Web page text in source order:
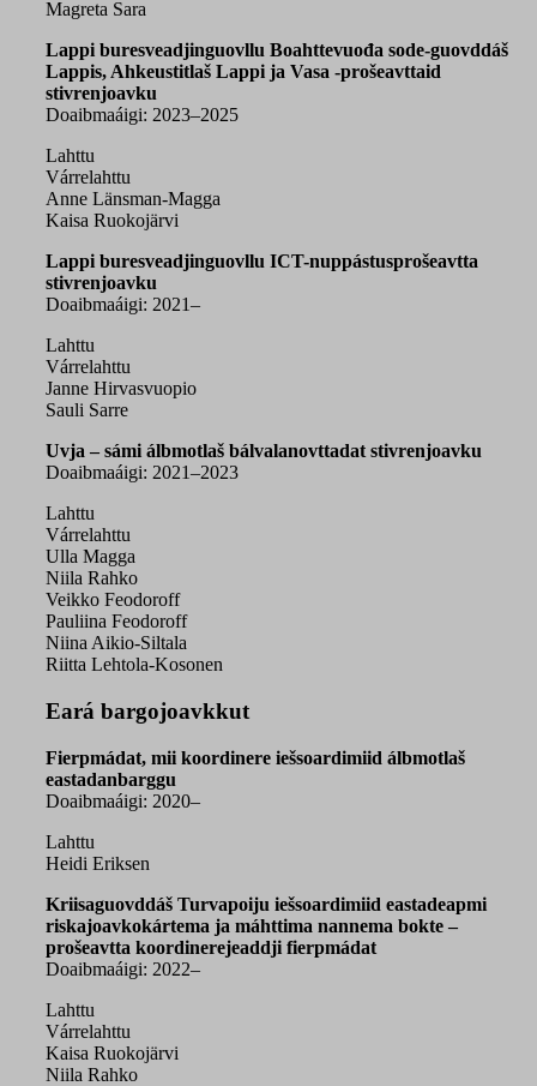
Magreta Sara
Lappi buresveadjinguovllu Boahttevuođa sode-guovddáš
Lappis, Ahkeustitlaš Lappi ja Vasa -prošeavttaid
stivrenjoavku
Doaibmaáigi: 2023–2025
Lahttu
Várrelahttu
Anne Länsman-Magga
Kaisa Ruokojärvi
Lappi buresveadjinguovllu ICT-nuppástusprošeavtta
stivrenjoavku
Doaibmaáigi: 2021–
Lahttu
Várrelahttu
Janne Hirvasvuopio
Sauli Sarre
Uvja – sámi álbmotlaš bálvalanovttadat stivrenjoavku
Doaibmaáigi: 2021–2023
Lahttu
Várrelahttu
Ulla Magga
Niila Rahko
Veikko Feodoroff
Pauliina Feodoroff
Niina Aikio-Siltala
Riitta Lehtola-Kosonen
Eará bargojoavkkut
Fierpmádat, mii koordinere iešsoardimiid álbmotlaš
eastadanbarggu
Doaibmaáigi: 2020–
Lahttu
Heidi Eriksen
Kriisaguovddáš Turvapoiju iešsoardimiid eastadeapmi
riskajoavkokártema ja máhttima nannema bokte –
prošeavtta koordinerejeaddji fierpmádat
Doaibmaáigi: 2022–
Lahttu
Várrelahttu
Kaisa Ruokojärvi
Niila Rahko